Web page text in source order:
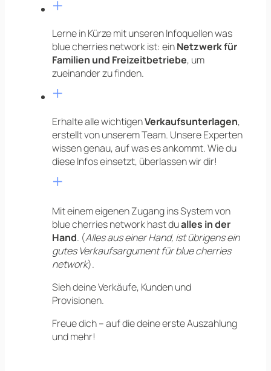
Lerne in Kürze mit unseren Infoquellen was
blue cherries network ist: einNetzwerk für
Familien und Freizeitbetriebe, um
zueinander zu finden.
+
Erhalte alle wichtigenVerkaufsunterlagen,
erstellt von unserem Team. Unsere Experten
wissen genau, auf was es ankommt. Wie du
diese Infos einsetzt, überlassen wir dir!
+
Mit einem eigenen Zugang ins System von
blue cherries network hast dualles in der
Hand. (Alles aus einer Hand, ist übrigens ein
gutes Verkaufsargument für blue cherries
network).
Sieh deine Verkäufe, Kunden und
Provisionen.
Freue dich – auf die deine erste Auszahlung
und mehr!